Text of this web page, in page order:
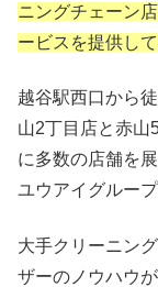
ニングチェーン
ービスを提供して
越谷駅西口から
山2丁目店と赤山
に多数の店舗を
ユウアイグルー
大手クリーニン
ザーのノウハウ